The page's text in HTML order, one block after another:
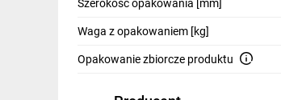
Instalacje pomiarowe i rozdziału
Lokale usługowe i małe zakłady
Montaż wewnętrzny naścienny
Szerokość opakowania [mm]
Waga z opakowaniem [kg]
Opakowanie zbiorcze produktu